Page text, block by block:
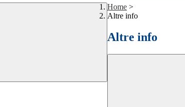
Home >
Altre info
Altre info